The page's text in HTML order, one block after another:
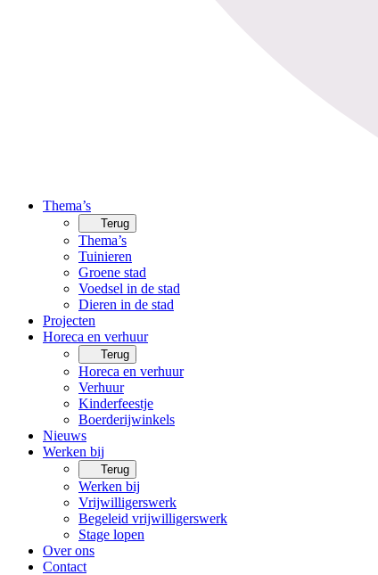
Thema’s
Terug
Thema’s
Tuinieren
Groene stad
Voedsel in de stad
Dieren in de stad
Projecten
Horeca en verhuur
Terug
Horeca en verhuur
Verhuur
Kinderfeestje
Boerderijwinkels
Nieuws
Werken bij
Terug
Werken bij
Vrijwilligerswerk
Begeleid vrijwilligerswerk
Stage lopen
Over ons
Contact